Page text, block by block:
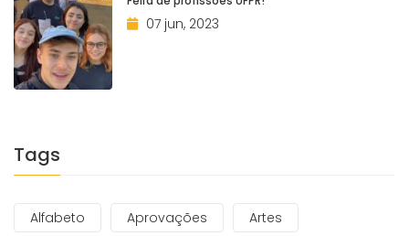
07 jun, 2023
Tags
Alfabeto Aprovações Artes